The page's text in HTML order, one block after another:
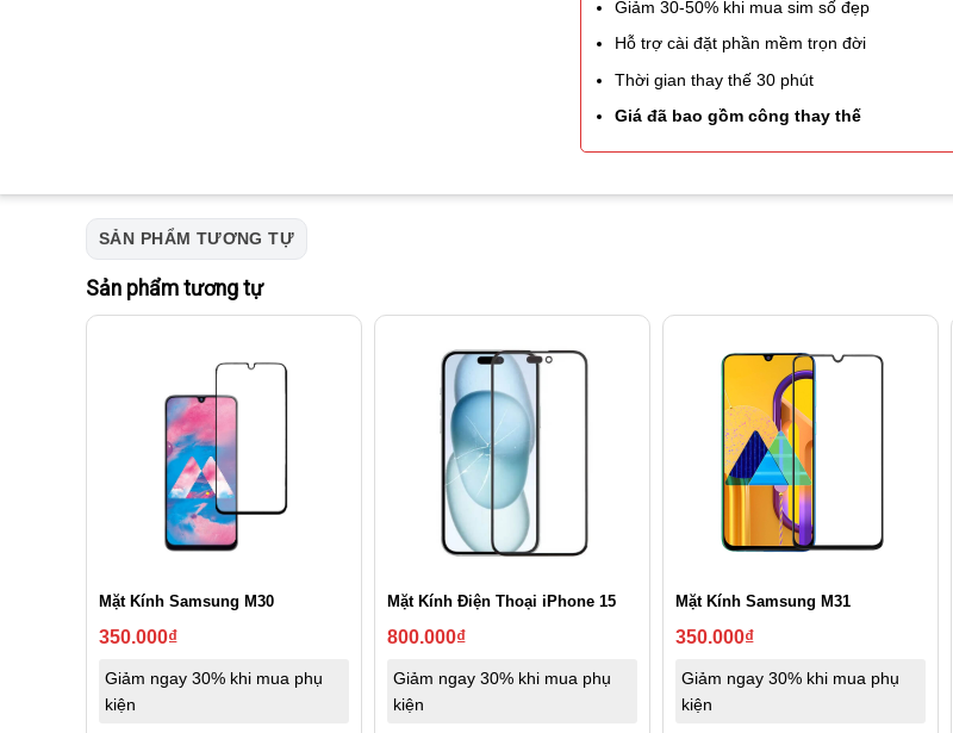
Giảm 30-50% khi mua sim số đẹp
Hỗ trợ cài đặt phần mềm trọn đời
Thời gian thay thế 30 phút
Giá đã bao gồm công thay thế
SẢN PHẨM TƯƠNG TỰ
Sản phẩm tương tự
Mặt Kính Samsung M30
350.000₫
Giảm ngay 30% khi mua phụ
kiện
Mặt Kính Điện Thoại iPhone 15
800.000₫
Giảm ngay 30% khi mua phụ
kiện
Mặt Kính Samsung M31
350.000₫
Giảm ngay 30% khi mua phụ
kiện